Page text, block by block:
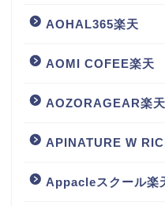
AOHAL365楽天
AOMI COFEE楽天
AOZORAGEAR楽天
APINATURE W
Appacleスクール楽